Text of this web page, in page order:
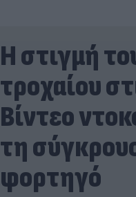
Η στιγμή
τροχαίου
Βίντεο
τη
φορτηγό